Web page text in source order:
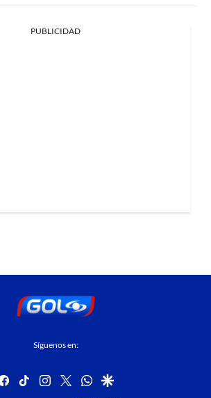
PUBLICIDAD
Síguenos en:
facebook
tiktok instagram
twitterwhatsapp
google